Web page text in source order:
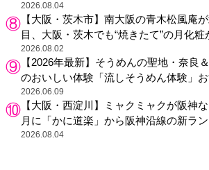
2026.08.04
【大阪・茨木市】南大阪の青木松風庵
目、大阪・茨木でも“焼きたて”の月化粧
2026.08.02
【2026年最新】そうめんの聖地・奈良
のおいしい体験「流しそうめん体験」
2026.06.09
【大阪・西淀川】ミャクミャクが阪神
月に「かに道楽」から阪神沿線の新ラ
越し
2026.08.04